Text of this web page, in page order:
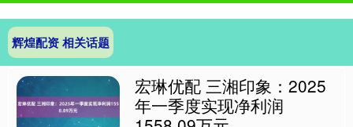
辉煌配资 相关话题
宏琳优配 三湘印象：2025
年一季度实现净利润